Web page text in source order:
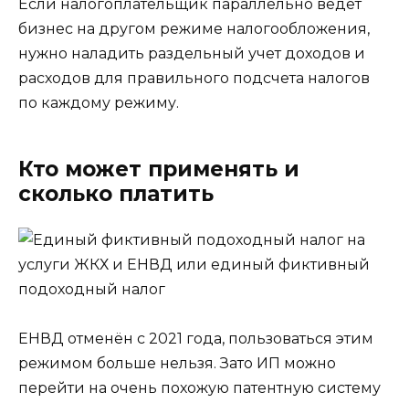
Если налогоплательщик параллельно ведет
бизнес на другом режиме налогообложения,
нужно наладить раздельный учет доходов и
расходов для правильного подсчета налогов
по каждому режиму.
Кто может применять и
сколько платить
ЕНВД отменён с 2021 года, пользоваться этим
режимом больше нельзя. Зато ИП можно
перейти на очень похожую патентную систему